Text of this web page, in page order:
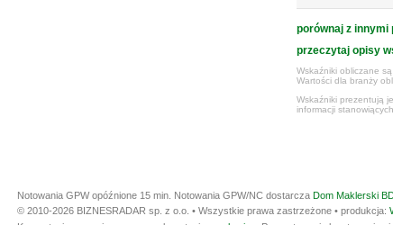
porównaj z innymi
przeczytaj opisy
Wskaźniki obliczane
Wartości dla branży
Wskaźniki prezentują
informacji
Notowania GPW opóźnione 15 min. Notowania GPW/NC dostarcza Dom Maklerski
© 2010-2026 BIZNESRADAR sp. z o.o. • Wszystkie prawa zastrzeżone • produkcja: